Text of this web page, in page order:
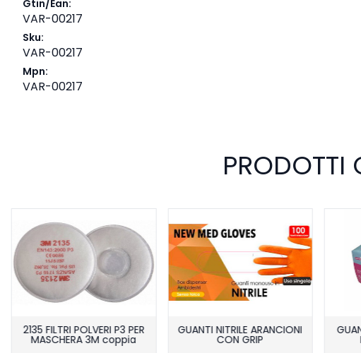
Gtin/Ean:
VAR-00217
Sku:
VAR-00217
Mpn:
VAR-00217
PRODOTTI
2135 FILTRI POLVERI P3 PER
MASCHERA 3M coppia
GUANTI NITRILE ARANCIONI
CON GRIP